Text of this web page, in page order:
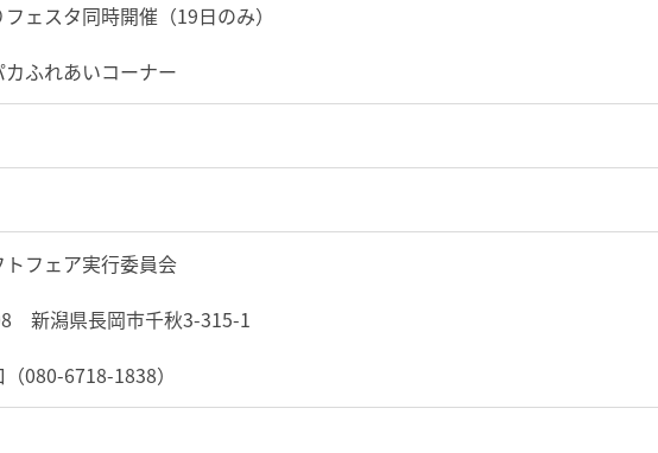
ェスタ同時開催（19日のみ）
ふれあいコーナー
フェア実行委員会
新潟県長岡市千秋3-315-1
080-6718-1838）